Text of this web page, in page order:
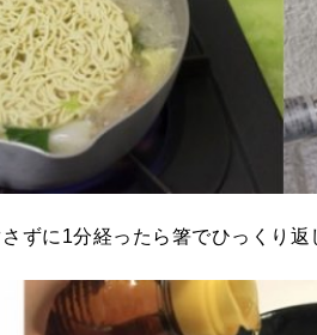
ずに1分経ったら箸でひっくり